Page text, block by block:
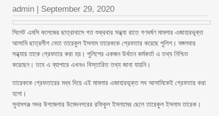
admin | September 29, 2020
সিলেট এমসি কলেজের ছাত্রাবাসে গত শুক্রবার সন্ধ্যা রাতে গণধর্ষণ মামলার এজাহারভূক্ত
আসামি ছাত্রলীগ নেতা তারেকুল ইসলাম তারেককে গ্রেফতার করেছে পুলিশ। মঙ্গলবার
সন্ধ্যায় তাকে গ্রেফতার করা হয়। পুলিশের একজন উর্ধতন কর্মকর্তা এ তথ্য নিশ্চিত
করেছেন। তবে এ ব্যাপারে এখনও বিস্তারিত তথ্য জানা যায়নি।
তারেককে গ্রেফতারের মধ্য দিয়ে এই মামলার এজাহারভূক্ত সব আসামিকেই গ্রেফতার করা
হলো।
সুনামগঞ্জ সদর উপজেলার উমেদনগরের রফিকুল ইসলামের ছেলে তারেকুল ইসলাম তারেক।